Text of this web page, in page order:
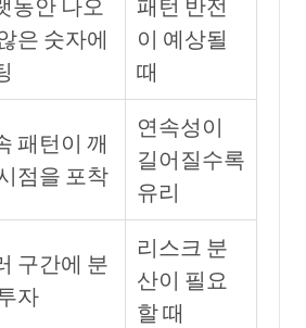
동안 나오
은 숫자에
패턴 반전
이 예상될
때
패턴이 깨
점을 포착
연속성이
길어질수록
유리
구간에 분
자
리스크 분
산이 필요
할 때